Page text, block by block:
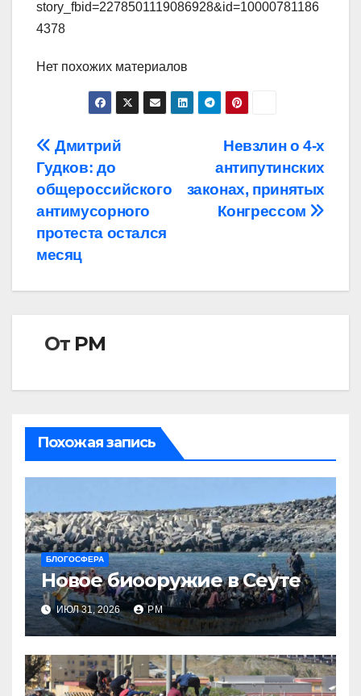
story_fbid=2278501119086928&id=10000781186
4378
Нет похожих материалов
Навигация
по
записям
Невзлин о 4-х
антипутинских
законах, принятых
Конгрессом
Дмитрий
Гудков: до
общероссийского
антимусорного
протеста остался
месяц
От РМ
Похожая запись
БЛОГОСФЕРА
Новое биооружие в Сеуте
ИЮЛ 31, 2026 РМ